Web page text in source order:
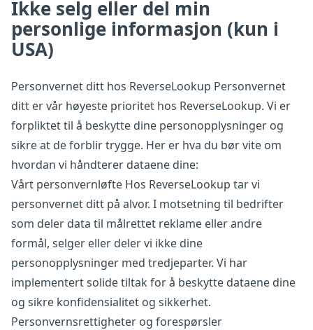
Ikke selg eller del min
personlige informasjon (kun i
USA)
Personvernet ditt hos ReverseLookup Personvernet
ditt er vår høyeste prioritet hos ReverseLookup. Vi er
forpliktet til å beskytte dine personopplysninger og
sikre at de forblir trygge. Her er hva du bør vite om
hvordan vi håndterer dataene dine:
Vårt personvernløfte Hos ReverseLookup tar vi
personvernet ditt på alvor. I motsetning til bedrifter
som deler data til målrettet reklame eller andre
formål, selger eller deler vi ikke dine
personopplysninger med tredjeparter. Vi har
implementert solide tiltak for å beskytte dataene dine
og sikre konfidensialitet og sikkerhet.
Personvernsrettigheter og forespørsler